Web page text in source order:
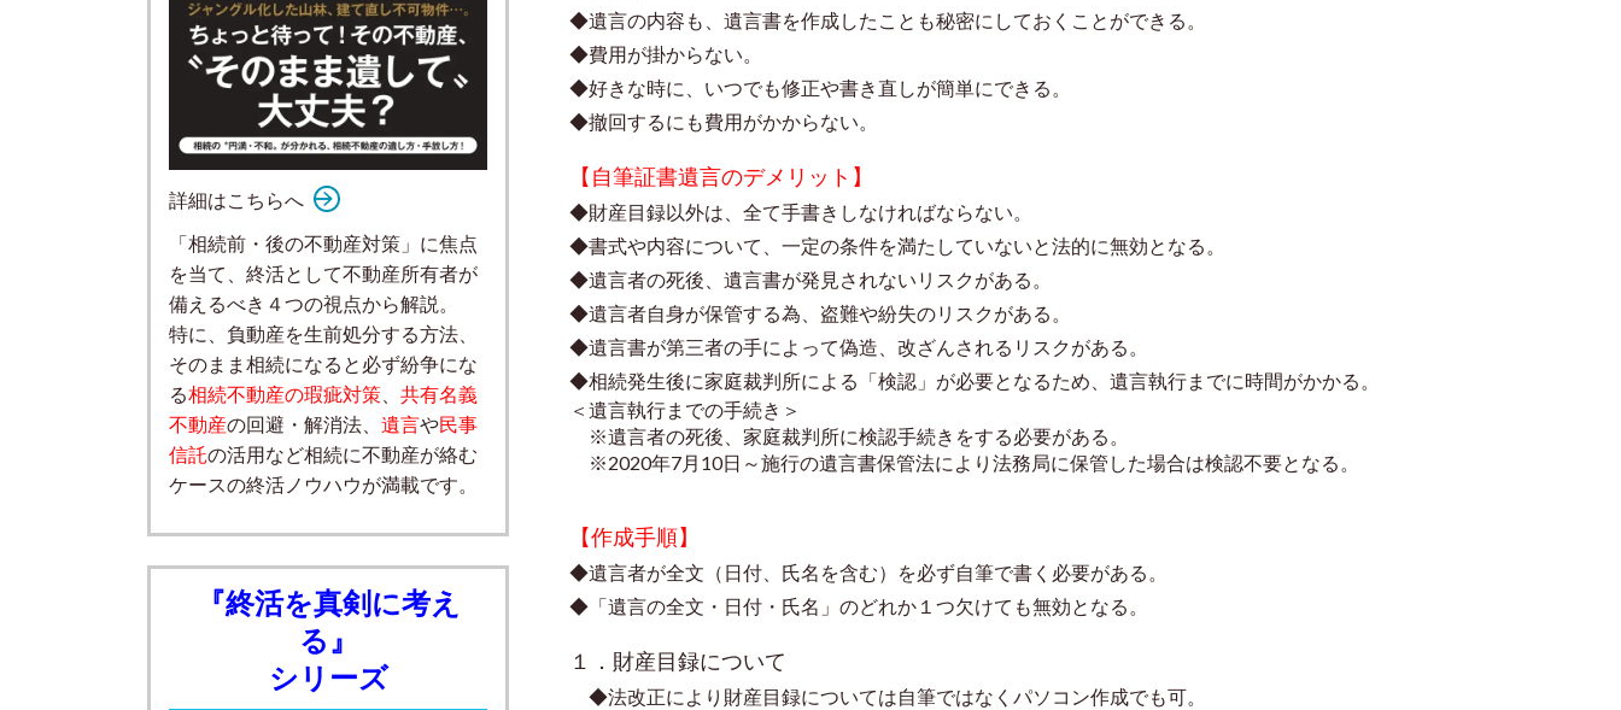
◆遺言の内容も、遺言書を作成したことも秘密にしておくことができる。
◆費用が掛からない。
◆好きな時に、いつでも修正や書き直しが簡単にできる。
◆撤回するにも費用がかからない。
【自筆証書遺言のデメリット】
◆財産目録以外は、全て手書きしなければならない。
◆書式や内容について、一定の条件を満たしていないと法的に無効となる。
◆遺言者の死後、遺言書が発見されないリスクがある。
◆遺言者自身が保管する為、盗難や紛失のリスクがある。
◆遺言書が第三者の手によって偽造、改ざんされるリスクがある。
◆相続発生後に家庭裁判所による「検認」が必要となるため、遺言執行までに時間がかかる。
＜遺言執行までの手続き＞
※遺言者の死後、家庭裁判所に検認手続きをする必要がある。
※2020年7月10日～施行の遺言書保管法により法務局に保管した場合は検認不要となる。
【作成手順】
◆遺言者が全文（日付、氏名を含む）を必ず自筆で書く必要がある。
◆「遺言の全文・日付・氏名」のどれか１つ欠けても無効となる。
１．財産目録について
◆法改正により財産目録については自筆ではなくパソコン作成でも可。
詳細はこちらへ
「相続前・後の不動産対策」に焦点
を当て、終活として不動産所有者が
備えるべき４つの視点から解説。
特に、負動産を生前処分する方法、
そのまま相続になると必ず紛争にな
る相続不動産の瑕疵対策
共有名義
不動産の回避・解消法、 遺言や民事
信託の活用など相続に不動産が絡む
ケースの終活ノウハウが満載です。
『終活を真剣に考え
る』
シリーズ